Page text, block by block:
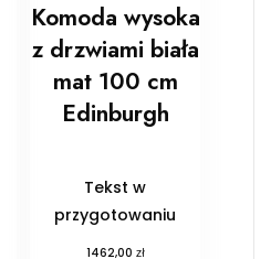
Komoda wysoka
z drzwiami biała
mat 100 cm
Edinburgh
Tekst w
przygotowaniu
1462,00 zł